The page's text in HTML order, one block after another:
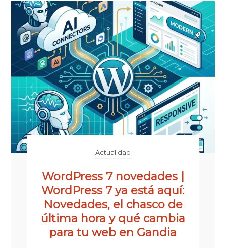
Actualidad
WordPress 7 novedades |
WordPress 7 ya está aquí:
Novedades, el chasco de
última hora y qué cambia
para tu web en Gandia